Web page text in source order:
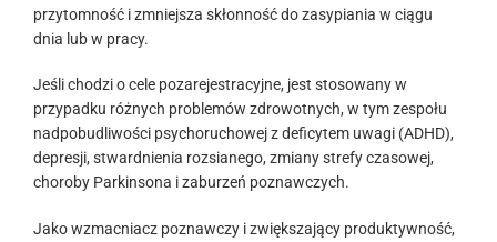
przytomność i zmniejsza skłonność do zasypiania w ciągu
dnia lub w pracy.
Jeśli chodzi o cele pozarejestracyjne, jest stosowany w
przypadku różnych problemów zdrowotnych, w tym zespołu
nadpobudliwości psychoruchowej z deficytem uwagi (ADHD),
depresji, stwardnienia rozsianego, zmiany strefy czasowej,
choroby Parkinsona i zaburzeń poznawczych.
Jako wzmacniacz poznawczy i zwiększający produktywność,